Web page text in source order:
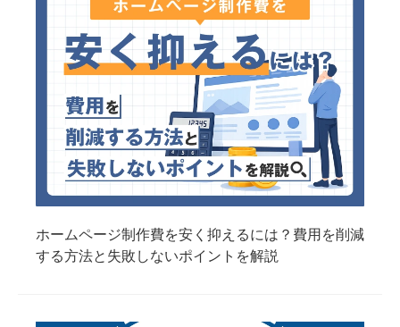
ホームページ制作費を安く抑えるには？費用を削減
する方法と失敗しないポイントを解説